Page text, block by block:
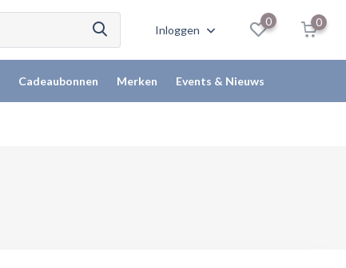
Inloggen
0 0
Cadeaubonnen Merken Events & Nieuws